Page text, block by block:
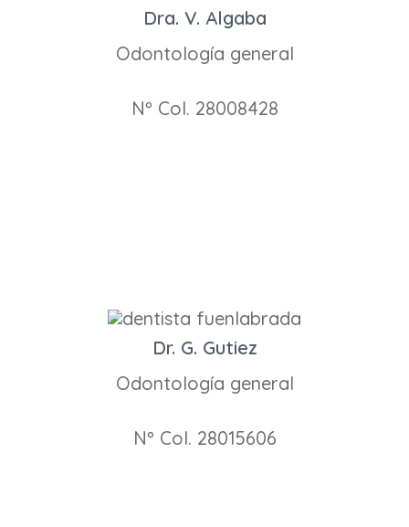
Dra. V. Algaba
Odontología general
Nº Col. 28008428
Dr. G. Gutiez
Odontología general
Nº Col. 28015606